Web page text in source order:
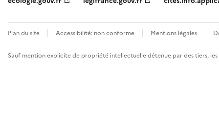
Plan du site Accessibilité: non conforme Mentions légales
Sauf mention explicite de propriété intellectuelle détenue par des tiers,